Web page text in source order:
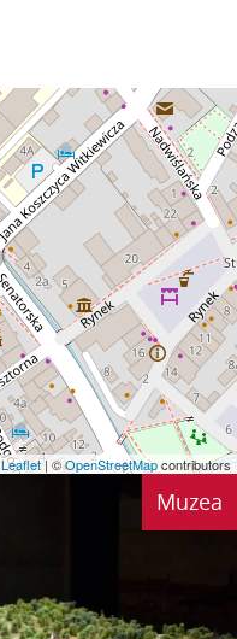
Leaflet| ©OpenStreetMapcontributors
Muzea